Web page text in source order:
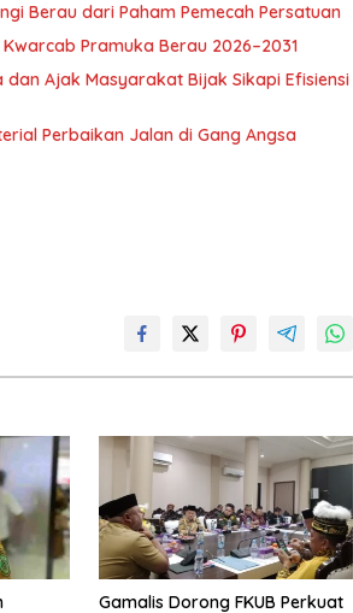
Berau dari Paham Pemecah Persatuan
Pramuka Berau 2026–2031
dan Ajak Masyarakat Bijak Sikapi Efisiensi
Perbaikan Jalan di Gang Angsa
Gamalis Dorong FKUB Perkuat